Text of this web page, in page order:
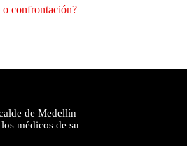
o confrontación?
de Medellín
médicos de su